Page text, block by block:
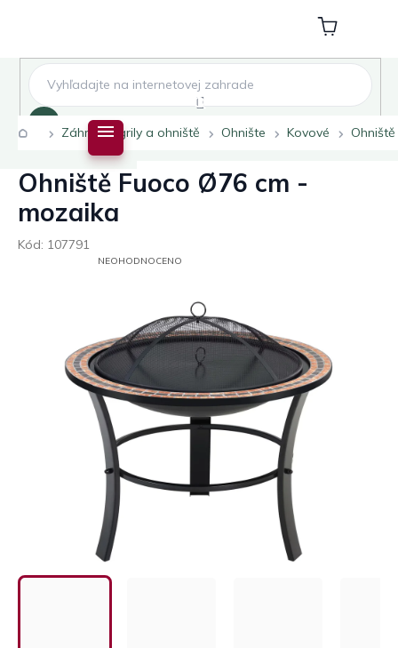
Nákupní
košík
DomůZáhradní grily a ohniště Ohnište Kovové
Ohniště Fuoco Ø76 cm -
mozaika
Kód: 107791
PRŮMĚRNÉ
HVĚZDIČEK.
NEOHODNOCENO